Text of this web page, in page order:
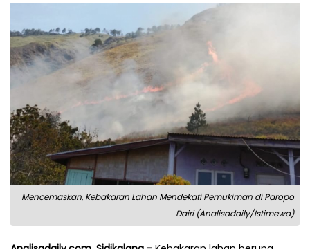
Mencemaskan, Kebakaran Lahan Mendekati Pemukiman di Paropo
Dairi (Analisadaily/Istimewa)